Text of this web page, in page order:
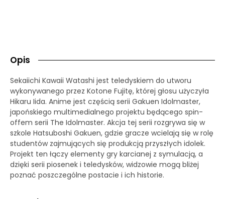
Opis
Sekaiichi Kawaii Watashi jest teledyskiem do utworu
wykonywanego przez Kotone Fujitę, której głosu użyczyła
Hikaru Iida. Anime jest częścią serii Gakuen Idolmaster,
japońskiego multimedialnego projektu będącego spin-
offem serii The Idolmaster. Akcja tej serii rozgrywa się w
szkole Hatsuboshi Gakuen, gdzie gracze wcielają się w rolę
studentów zajmujących się produkcją przyszłych idolek.
Projekt ten łączy elementy gry karcianej z symulacją, a
dzięki serii piosenek i teledysków, widzowie mogą bliżej
poznać poszczególne postacie i ich historie.